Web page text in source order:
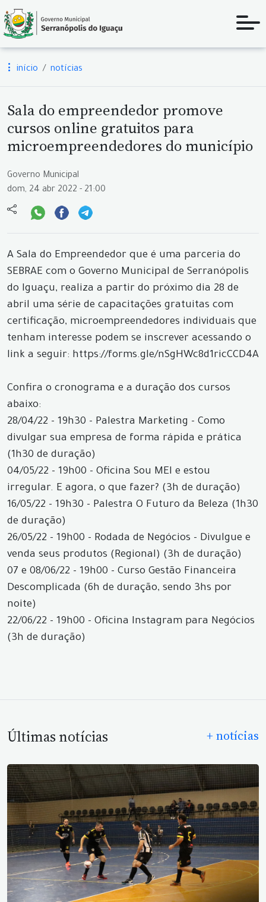
início notícias
Sala do empreendedor promove
cursos online gratuitos para
microempreendedores do município
Governo Municipal
dom, 24 abr 2022 - 21:00
A Sala do Empreendedor que é uma parceria do
SEBRAE com o Governo Municipal de Serranópolis
do Iguaçu, realiza a partir do próximo dia 28 de
abril uma série de capacitações gratuitas com
certificação, microempreendedores individuais que
tenham interesse podem se inscrever acessando o
link a seguir: https://forms.gle/nSgHWc8d1ricCCD4A
Confira o cronograma e a duração dos cursos
abaixo:
28/04/22 - 19h30 - Palestra Marketing - Como
divulgar sua empresa de forma rápida e prática
(1h30 de duração)
04/05/22 - 19h00 - Oficina Sou MEI e estou
irregular. E agora, o que fazer? (3h de duração)
16/05/22 - 19h30 - Palestra O Futuro da Beleza (1h30
de duração)
26/05/22 - 19h00 - Rodada de Negócios - Divulgue e
venda seus produtos (Regional) (3h de duração)
07 e 08/06/22 - 19h00 - Curso Gestão Financeira
Descomplicada (6h de duração, sendo 3hs por
noite)
22/06/22 - 19h00 - Oficina Instagram para Negócios
(3h de duração)
Últimas notícias + notícias